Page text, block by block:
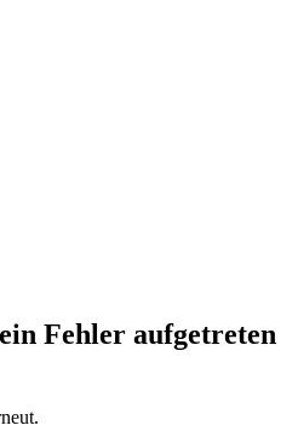
Fehler aufgetreten